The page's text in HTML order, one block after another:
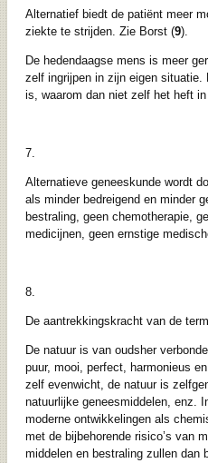
Alternatief biedt de patiënt meer
ziekte te strijden. Zie Borst (9).
De hedendaagse mens is meer
zelf ingrijpen in zijn eigen
is, waarom dan niet zelf het heft
7.
Alternatieve geneeskunde wordt
als minder bedreigend en minder
bestraling, geen chemotherapie,
medicijnen, geen ernstige
8.
De aantrekkingskracht van de
De natuur is van oudsher
puur, mooi, perfect, harmonieus
zelf evenwicht, de natuur is
natuurlijke geneesmiddelen, enz.
moderne ontwikkelingen als
met de bijbehorende risico’s van
middelen en bestraling zullen dan